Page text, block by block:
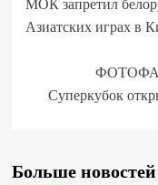
МОК запретил
Азиатских играх в
Суперкубок
Больше новостей